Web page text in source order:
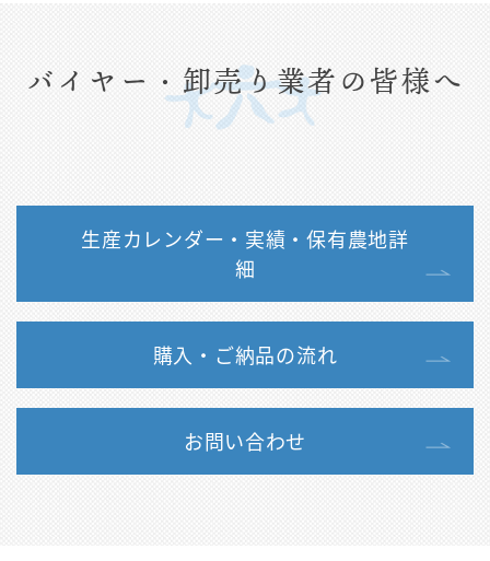
バイヤー・卸売り業者の皆様へ
生産カレンダー・実績・保有農地詳
細
購入・ご納品の流れ
お問い合わせ